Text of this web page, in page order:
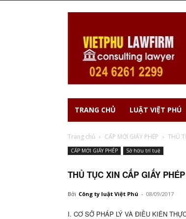
TRANG CHỦ LUẬT VIỆT PHÚ
Trang chủ CẤP MỚI GIẤY PHÉP THỦ
CẤP MỚI GIẤY PHÉP Sở hữu trí tuệ
THỦ TỤC XIN CẤP GIẤY
Bởi Công ty luật Việt Phú - 08/09/2017
I. CƠ SỞ PHÁP LÝ VÀ ĐIỀU KIÊN